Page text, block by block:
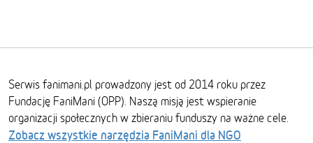
Serwis fanimani.pl prowadzony jest od 2014 roku przez
Fundację FaniMani (OPP). Naszą misją jest wspieranie
organizacji społecznych w zbieraniu funduszy na ważne cele.
Zobacz wszystkie narzędzia FaniMani dla NGO